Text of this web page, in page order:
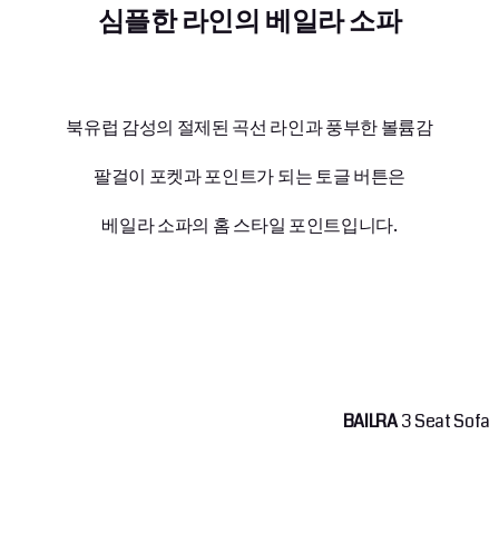
심플한 라인의 베일라 소파
북유럽 감성의 절제된 곡선 라인과 풍부한 볼륨감
팔걸이 포켓과 포인트가 되는 토글 버튼은
베일라 소파의 홈 스타일 포인트입니다.
BAILRA3 Seat Sofa